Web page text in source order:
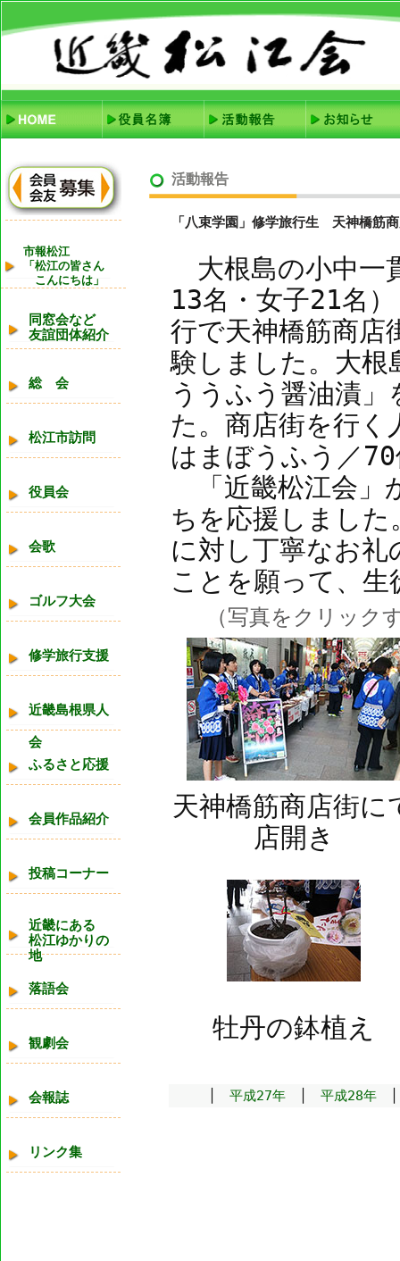
市報松江
「松江の皆さん
こんにちは」
同窓会など
友誼団体紹介
総 会
松江市訪問
役員会
会歌
ゴルフ大会
修学旅行支援
近畿島根県人
会
ふるさと応援
会員作品紹介
投稿コーナー
近畿にある
松江ゆかりの
地
落語会
観劇会
会報誌
リンク集
活動報告
「八束学園」修学旅行生 天神橋筋
大根島の小中一
13名・女子21名
行で天神橋筋商店
験しました。大根
ううふう醤油漬
た。商店街を行く
はまぼうふう／
「近畿松江会」
ちを応援しました
に対し丁寧なお
ことを願って、
（写真をクリック
天神橋筋商店街に
店開き
牡丹の鉢植え
平成27年│ 平成28年